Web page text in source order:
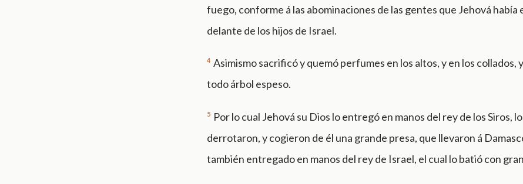
fuego, conforme á las abominaciones de las gentes que Jehová había
delante de los hijos de Israel.
4 Asimismo sacrificó y quemó perfumes en los altos, y en los collados,
todo árbol espeso.
5 Por lo cual Jehová su Dios lo entregó en manos del rey de los Siros,
derrotaron, y cogieron de él una grande presa, que llevaron á
también entregado en manos del rey de Israel, el cual lo batió con